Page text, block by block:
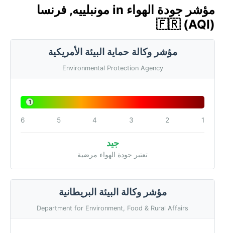
مؤشر جودة الهواء in مونبلييه, فرنسا
🇫🇷 (AQI)
مؤشر وكالة حماية البيئة الأمريكية
Environmental Protection Agency
1
1
2
3
4
5
6
جيد
تعتبر جودة الهواء مرضية
مؤشر وكالة البيئة البريطانية
Department for Environment, Food & Rural Affairs